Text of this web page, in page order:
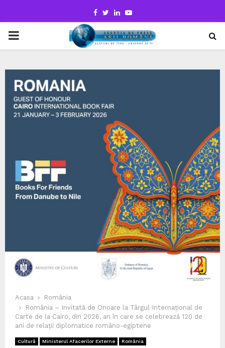
Facebook
TwitterLinkedinYoutube
PRIMARY
Acasa
România
România – Invitată de Onoare la Târgul Internațional de
Carte de la Cairo, din 2026, an în care se celebrează 120 de
ani de relații diplomatice româno-egiptene
Cultură Ministerul Afacerilor Externe România